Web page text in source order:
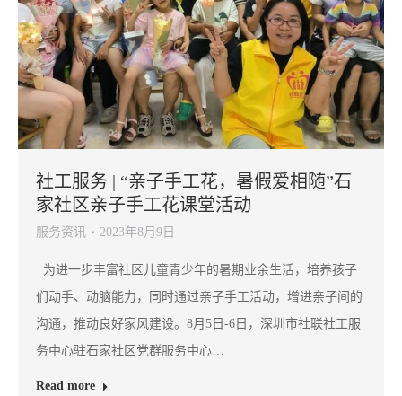
社工服务 | “亲子手工花，暑假爱相随”石
家社区亲子手工花课堂活动
服务资讯 2023年8月9日
为进一步丰富社区儿童青少年的暑期业余生活，培养孩子
们动手、动脑能力，同时通过亲子手工活动，增进亲子间的
沟通，推动良好家风建设。8月5日-6日，深圳市社联社工服
务中心驻石家社区党群服务中心…
Read more